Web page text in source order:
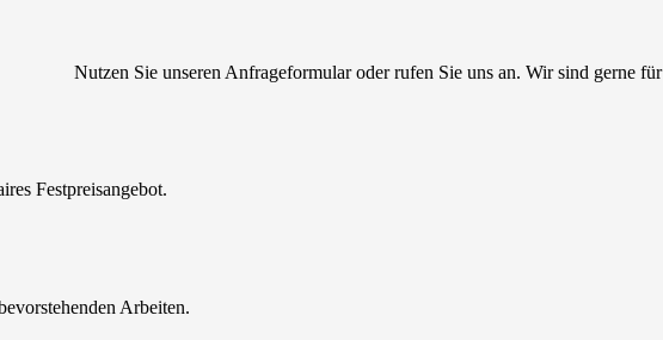
Nutzen Sie unseren Anfrageformular oder rufen Sie uns an. Wir sind gerne
Festpreisangebot.
Arbeiten.